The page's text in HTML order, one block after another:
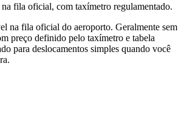
fila oficial, com taxímetro regulamentado.
na fila oficial do aeroporto. Geralmente sem
preço definido pelo taxímetro e tabela
para deslocamentos simples quando você